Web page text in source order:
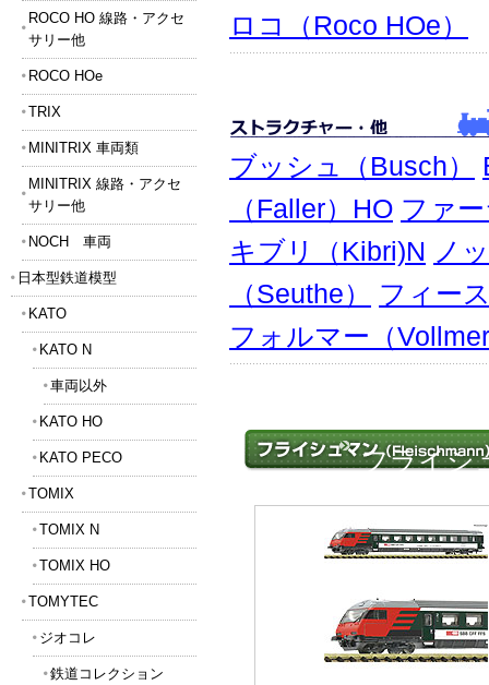
ロコ（Roco HOe）
ブッシュ（Busch）
（Faller）HO ファ
キブリ（Kibri)N ノ
（Seuthe）
フィー
フォルマー（
フライシ
ROCO HO 線路・アクセ
サリー他
ROCO HOe
TRIX
MINITRIX 車両類
MINITRIX 線路・アクセ
サリー他
NOCH 車両
日本型鉄道模型
KATO
KATO N
車両以外
KATO HO
KATO PECO
TOMIX
TOMIX N
TOMIX HO
TOMYTEC
ジオコレ
鉄道コレクション